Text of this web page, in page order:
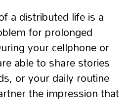
a distributed life is a
for prolonged
your cellphone or
able to share stories
or your daily routine
the impression that